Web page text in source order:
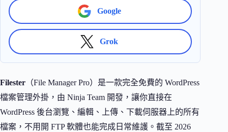
Google
Grok
Filester （File Manager Pro）是一款完全免費的 WordPress
檔案管理外掛，由 Ninja Team 開發，讓你直接在
WordPress 後台瀏覽、編輯、上傳、下載伺服器上的所有
檔案，不用開 FTP 軟體也能完成日常維護。截至 2026